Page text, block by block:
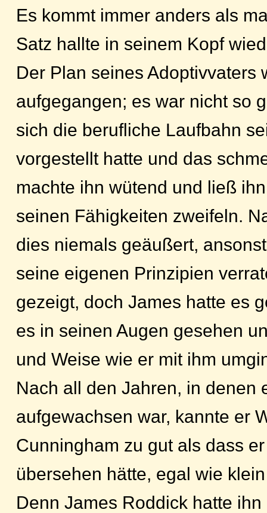
Es kommt immer anders als
Satz hallte in seinem Kopf
Der Plan seines Adoptivvaters
aufgegangen; es war nicht so
sich die berufliche Laufbahn
vorgestellt hatte und das
machte ihn wütend und ließ
seinen Fähigkeiten zweifeln.
dies niemals geäußert,
seine eigenen Prinzipien
gezeigt, doch James hatte es
es in seinen Augen gesehen
und Weise wie er mit ihm
Nach all den Jahren, in denen
aufgewachsen war, kannte er
Cunningham zu gut als dass
übersehen hätte, egal wie
Denn James Roddick hatte